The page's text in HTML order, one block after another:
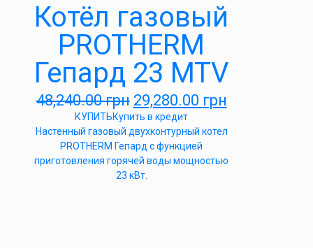
Котёл газовый
PROTHERM
Гепард 23 MTV
48,240.00грн 29,280.00 грн
КУПИТЬКупить в кредит
Настенный газовый двухконтурный котел
PROTHERM Гепард с функцией
приготовления горячей воды мощностью
23 кВт.